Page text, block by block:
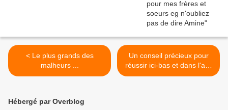
< Le plus grands des
malheurs ...
Un conseil précieux pour
réussir ici-bas et dans l'au-
delà >
Hébergé par Overblog